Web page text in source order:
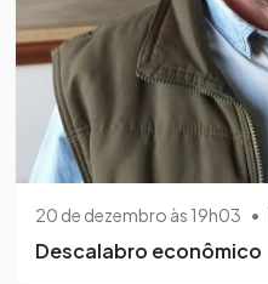
20 de dezembro às 19h03 •
Descalabro econômico